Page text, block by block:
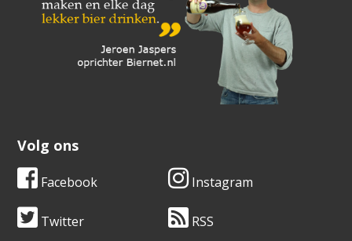
Volg ons
Facebook Instagram
Twitter RSS